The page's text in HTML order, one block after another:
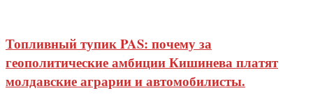
Топливный тупик PAS: почему за
геополитические амбиции Кишинева платят
молдавские аграрии и автомобилисты.